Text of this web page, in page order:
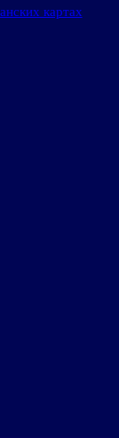
картах